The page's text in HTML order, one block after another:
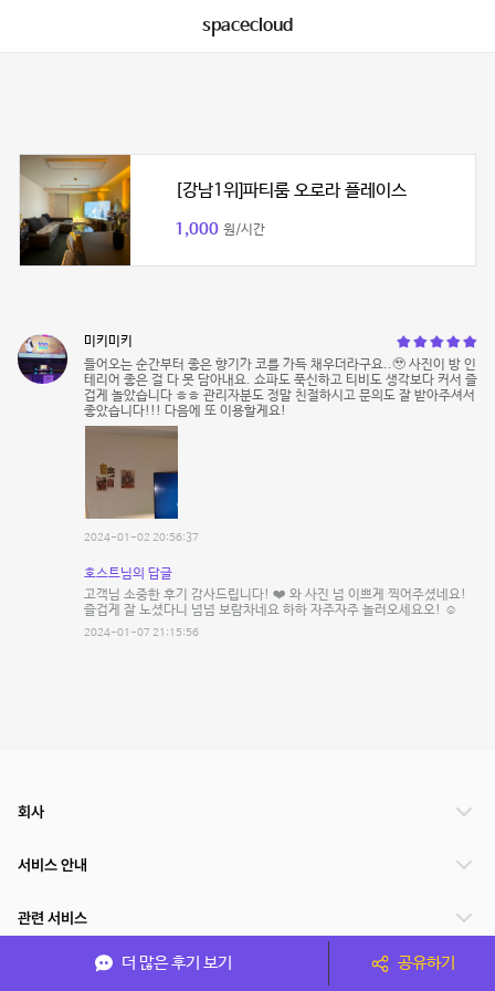
spacecloud
[강남1위]파티룸 오로라 플레이스
1,000 원/시간
미키미키
들어오는 순간부터 좋은 향기가 코를 가득 채우더라구요..🥹 사진이 방 인
테리어 좋은 걸 다 못 담아내요. 쇼파도 푹신하고 티비도 생각보다 커서 즐
겁게 놀았습니다 ㅎㅎ 관리자분도 정말 친절하시고 문의도 잘 받아주셔서
좋았습니다!!! 다음에 또 이용할게요!
2024-01-02 20:56:37
호스트님의 답글
고객님 소중한 후기 감사드립니다! ❤️ 와 사진 넘 이쁘게 찍어주셨네요!
즐겁게 잘 노셨다니 넘넘 보람차네요 하하 자주자주 놀러오세요오! ☺️
2024-01-07 21:15:56
더 많은 후기 보기 공유하기
회사
서비스 안내
관련 서비스